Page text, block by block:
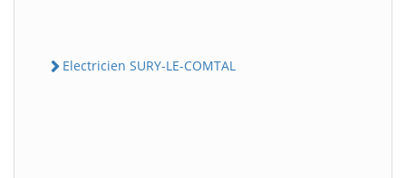
Electricien SURY-LE-COMTAL